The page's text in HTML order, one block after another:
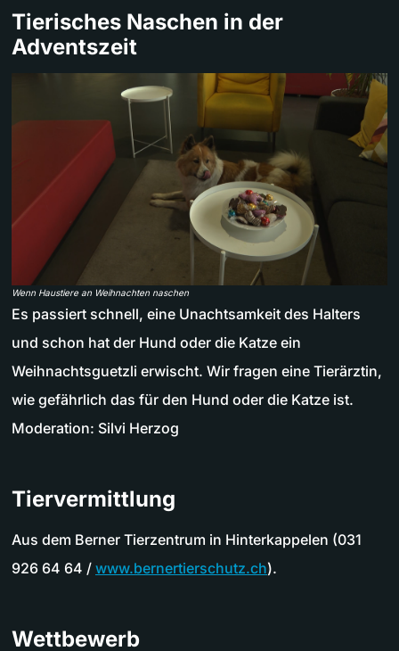
Tierisches Naschen in der
Adventszeit
Wenn Haustiere an Weihnachten naschen
Es passiert schnell, eine Unachtsamkeit des Halters
und schon hat der Hund oder die Katze ein
Weihnachtsguetzli erwischt. Wir fragen eine Tierärztin,
wie gefährlich das für den Hund oder die Katze ist.
Moderation: Silvi Herzog
Tiervermittlung
Aus dem Berner Tierzentrum in Hinterkappelen (031
926 64 64 / www.bernertierschutz.ch).
Wettbewerb